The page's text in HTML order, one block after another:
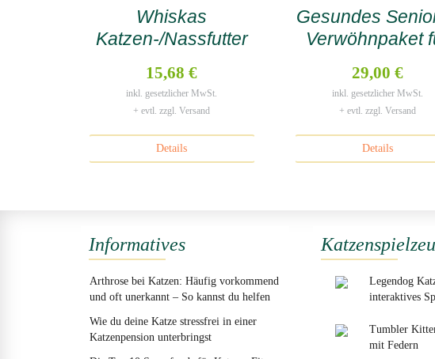
Whiskas
Katzen-/Nassfutter
Geflügel
15,68 €
inkl. gesetzlicher MwSt.
+ evtl. zzgl. Versand
Details
Gesundes
Verwöhnpaket
29,00 €
inkl. gesetzlicher MwSt.
+ evtl. zzgl. Versand
Details
Informatives
Arthrose bei Katzen: Häufig vorkommend
und oft unerkannt – So kannst du helfen
Wie du deine Katze stressfrei in einer
Katzenpension unterbringst
Legendog
interaktives
Tumbler
mit Federn